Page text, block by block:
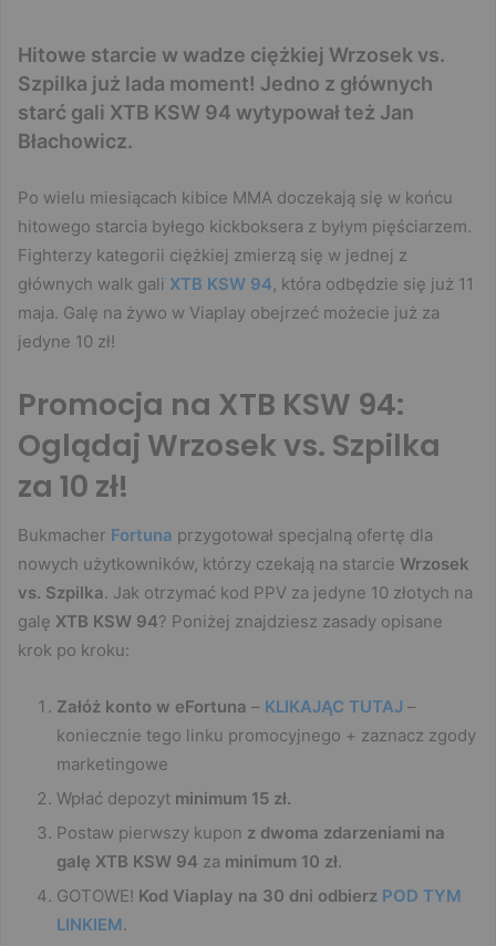
Hitowe starcie w wadze ciężkiej Wrzosek vs.
Szpilka już lada moment! Jedno z głównych
starć gali XTB KSW 94 wytypował też Jan
Błachowicz.
Po wielu miesiącach kibice MMA doczekają się w końcu
hitowego starcia byłego kickboksera z byłym pięściarzem.
Fighterzy kategorii ciężkiej zmierzą się w jednej z
głównych walk gali XTB KSW 94, która odbędzie się już 11
maja. Galę na żywo w Viaplay obejrzeć możecie już za
jedyne 10 zł!
Promocja na XTB KSW 94:
Oglądaj Wrzosek vs. Szpilka
za 10 zł!
Bukmacher Fortuna przygotował specjalną ofertę dla
nowych użytkowników, którzy czekają na starcie Wrzosek
vs. Szpilka. Jak otrzymać kod PPV za jedyne 10 złotych na
galę XTB KSW 94? Poniżej znajdziesz zasady opisane
krok po kroku:
Załóż konto w eFortuna – KLIKAJĄC TUTAJ –
koniecznie tego linku promocyjnego + zaznacz zgody
marketingowe
Wpłać depozyt minimum 15 zł.
Postaw pierwszy kupon z dwoma zdarzeniami na
galę XTB KSW 94 za minimum 10 zł.
GOTOWE! Kod Viaplay na 30 dni odbierz POD TYM
LINKIEM.